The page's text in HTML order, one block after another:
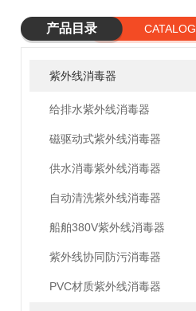
产品目录 CATALOG
紫外线消毒器
给排水紫外线消毒器
磁驱动式紫外线消毒器
供水消毒紫外线消毒器
自动清洗紫外线消毒器
船舶380V紫外线消毒器
紫外线协同防污消毒器
PVC材质紫外线消毒器